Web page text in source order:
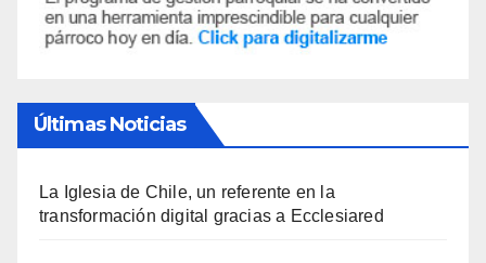
Últimas Noticias
La Iglesia de Chile, un referente en la
transformación digital gracias a Ecclesiared